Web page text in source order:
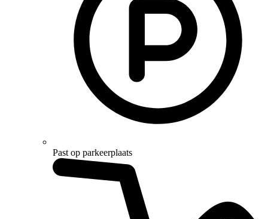
Past op parkeerplaats